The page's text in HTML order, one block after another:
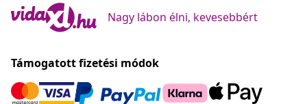
Nagy lábon élni, kevesebbért
Támogatott fizetési módok